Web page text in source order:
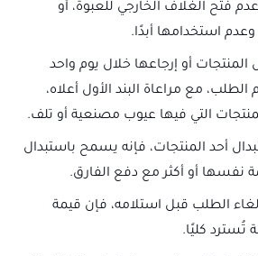
فتح الغلاف الخارجي للعبوة، أو
وعدم استخدامها أبدًا.
أو إرجاعها خلال يوم واحد
مع مراعاة البند الأول أعلاه،
التي فيها عيوب مصنعية أو تلف.
أحد المنتجات، فإنه يسمح باستبدال
نفسها أو أكثر مع دفع الفارق.
الطلب قبل استلامه، فإن قيمة
تُسترد كليًا.